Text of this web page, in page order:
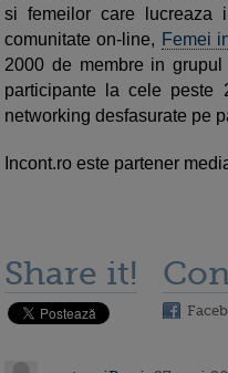
si femeilor care lucreaza
comunitate on-line, Femei
2000 de membre in
participante la cele peste
networking desfasurate pe
Incont.ro este partener
Share it!